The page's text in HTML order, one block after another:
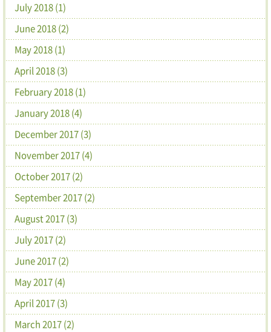
July 2018 (1)
June 2018 (2)
May 2018 (1)
April 2018 (3)
February 2018 (1)
January 2018 (4)
December 2017 (3)
November 2017 (4)
October 2017 (2)
September 2017 (2)
August 2017 (3)
July 2017 (2)
June 2017 (2)
May 2017 (4)
April 2017 (3)
March 2017 (2)